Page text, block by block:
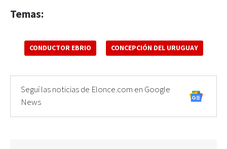
Temas:
CONDUCTOR EBRIO CONCEPCIÓN DEL URUGUAY
Seguí las noticias de Elonce.com en Google
News